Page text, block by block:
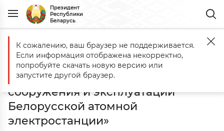
Президент
Республики
Беларусь
Главная События Комментарий к Указу «О мерах по
Комментарий к Указу «О мерах по
привлечению работников для
сооружения и эксплуатации
Белорусской атомной
электростанции»
К сожалению, ваш браузер не поддерживается.
Если информация отображена некорректно,
попробуйте скачать новую версию или
запустите другой браузер.